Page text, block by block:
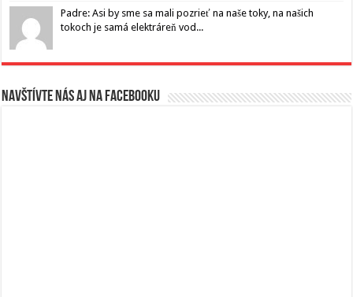
Padre: Asi by sme sa mali pozrieť na naše toky, na našich
tokoch je samá elektráreň vod...
Navštívte nás aj na Facebooku